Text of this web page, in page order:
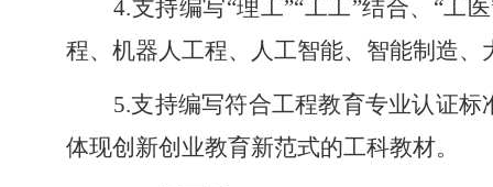
4.支持编写“理工”“工工”结合、“工
程、机器人工程、人工智能、智能制造
5.支持编写符合工程教育专业认证
体现创新创业教育新范式的工科教材。